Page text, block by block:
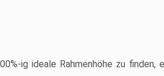
ig ideale Rahmenhöhe zu